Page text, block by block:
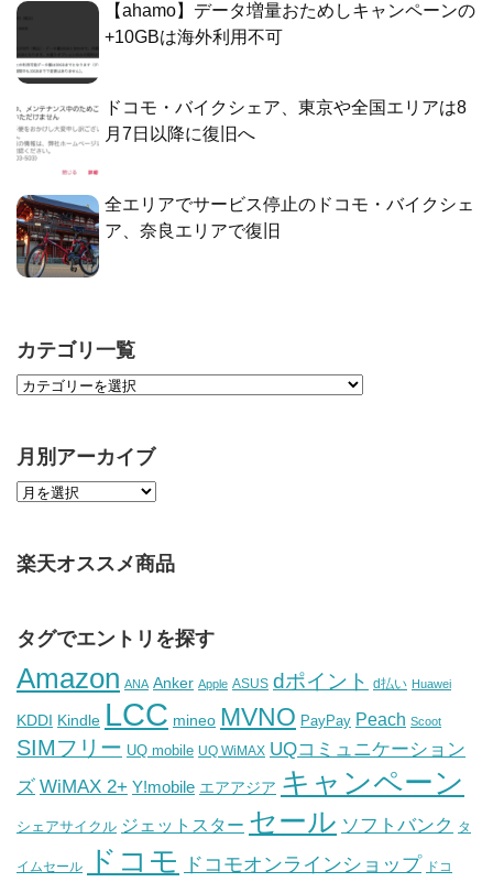
【ahamo】データ増量おためしキャンペーンの
+10GBは海外利用不可
ドコモ・バイクシェア、東京や全国エリアは8
月7日以降に復旧へ
全エリアでサービス停止のドコモ・バイクシェ
ア、奈良エリアで復旧
カテゴリ一覧
月別アーカイブ
楽天オススメ商品
タグでエントリを探す
Amazon ANA Anker Apple ASUS dポイント d払い Huawei
KDDI Kindle LCC mineo MVNO PayPay Peach Scoot
SIMフリー UQ mobile UQ WiMAX UQコミュニケーション
ズ WiMAX 2+ Y!mobile エアアジア キャンペーン
シェアサイクル ジェットスター セール ソフトバンク タ
イムセール ドコモ ドコモオンラインショップ ドコ